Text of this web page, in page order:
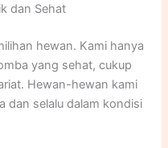
dan Sehat
hewan. Kami hanya
yang sehat, cukup
Hewan-hewan kami
dan selalu dalam kondisi